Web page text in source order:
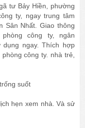
tư Bảy Hiền, phường
ty, ngay trung tâm
Sân Nhất. Giao thông
công ty, ngân
ngay. Thích hợp
công ty. nhà trẻ,
suốt
hẹn xem nhà. Và sử